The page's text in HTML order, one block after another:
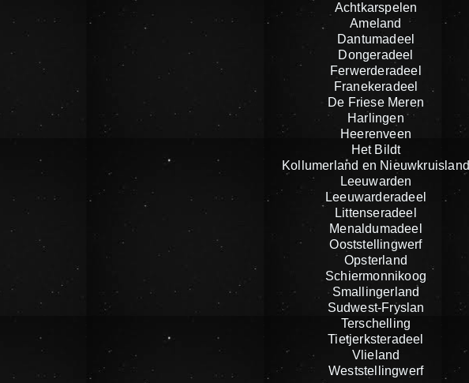
Achtkarspelen
Ameland
Dantumadeel
Dongeradeel
Ferwerderadeel
Franekeradeel
De Friese Meren
Harlingen
Heerenveen
Het Bildt
Kollumerland en Nieuwkruisland
Leeuwarden
Leeuwarderadeel
Littenseradeel
Menaldumadeel
Ooststellingwerf
Opsterland
Schiermonnikoog
Smallingerland
Sudwest-Fryslan
Terschelling
Tietjerksteradeel
Vlieland
Weststellingwerf